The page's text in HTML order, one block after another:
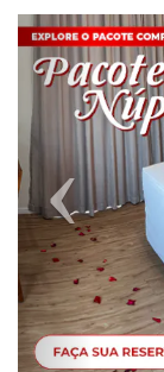
Previous